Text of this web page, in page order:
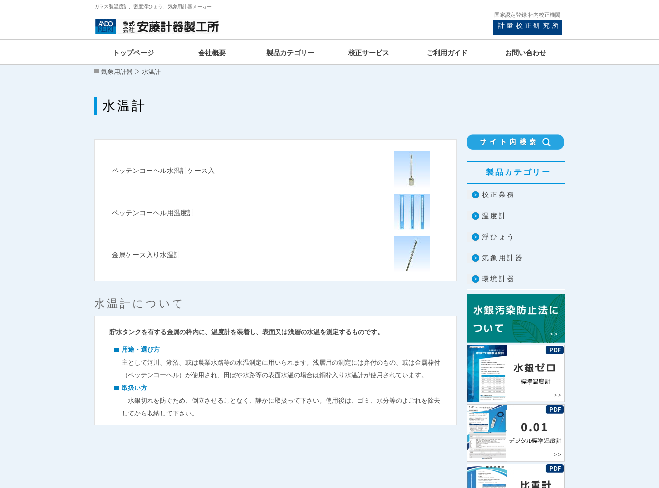
ガラス製温度計、密度浮ひょう、気象用計器メーカー
国家認定登録 社内校正機関
計量校正研究所
トップページ 会社概要 製品カテゴリー 校正サービス ご利用ガイド お問い合わせ
気象用計器 水温計
水温計
ペッテンコーヘル水温計ケース入
ペッテンコーヘル用温度計
金属ケース入り水温計
水温計について
貯水タンクを有する金属の枠内に、温度計を装着し、表面又は浅層の水温を測定するものです。
用途・選び方
主として河川、湖沼、或は農業水路等の水温測定に用いられます。浅層用の測定には弁付のもの、或は金属枠付
（ペッテンコーヘル）が使用され、田ぼや水路等の表面水温の場合は銅枠入り水温計が使用されています。
取扱い方
水銀切れを防ぐため、倒立させることなく、静かに取扱って下さい。使用後は、ゴミ、水分等のよごれを除去
してから収納して下さい。
製品カテゴリー
校正業務
温度計
浮ひょう
気象用計器
環境計器